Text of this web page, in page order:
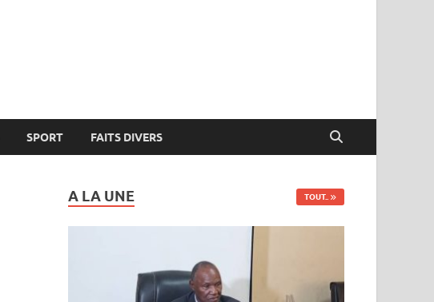
SPORT FAITS DIVERS
A LA UNE TOUT..